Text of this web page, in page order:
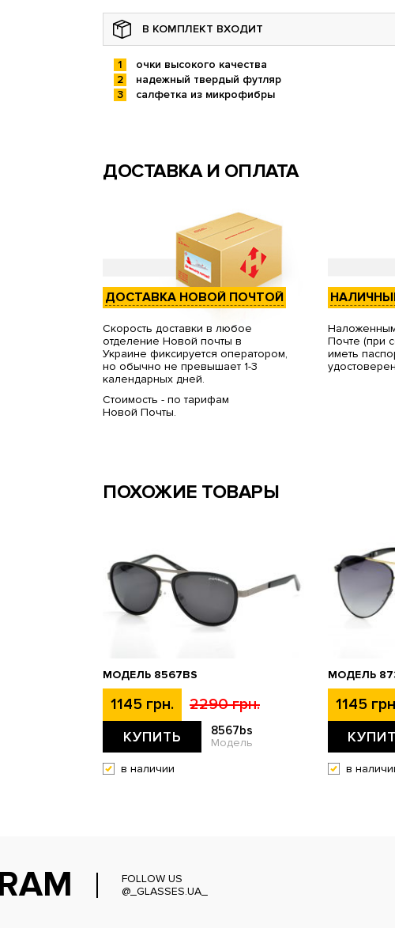
В КОМПЛЕКТ ВХОДИТ
очки высокого качества
надежный твердый футляр
салфетка из микрофибры
ДОСТАВКА И ОПЛАТА
ДОСТАВКА НОВОЙ ПОЧТОЙ
Скорость доставки в любое
отделение Новой почты в
Украине фиксируется оператором,
но обычно не превышает 1-3
календарных дней.
Стоимость - по тарифам
Новой Почты.
Почте (при
иметь
ПОХОЖИЕ ТОВАРЫ
МОДЕЛЬ 8567BS
1145 грн. 2290 грн.
КУПИТЬ 8567bs
Модель
в наличии
МОДЕЛЬ
1145
в
FOLLOW US
@_GLASSES.UA_